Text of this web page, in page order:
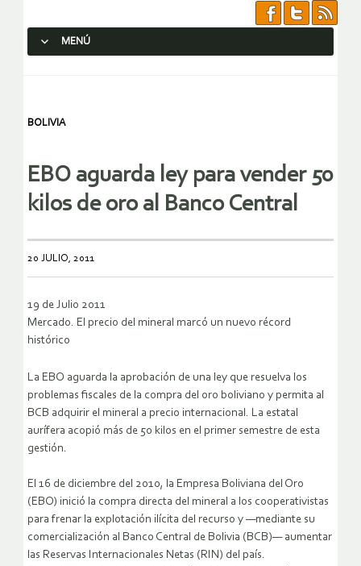
MENÚ
BOLIVIA
EBO aguarda ley para vender 50
kilos de oro al Banco Central
20 JULIO, 2011
19 de Julio 2011
Mercado. El precio del mineral marcó un nuevo récord
histórico
La EBO aguarda la aprobación de una ley que resuelva los
problemas fiscales de la compra del oro boliviano y permita al
BCB adquirir el mineral a precio internacional. La estatal
aurífera acopió más de 50 kilos en el primer semestre de esta
gestión.
El 16 de diciembre del 2010, la Empresa Boliviana del Oro
(EBO) inició la compra directa del mineral a los cooperativistas
para frenar la explotación ilícita del recurso y —mediante su
comercialización al Banco Central de Bolivia (BCB)— aumentar
las Reservas Internacionales Netas (RIN) del país.